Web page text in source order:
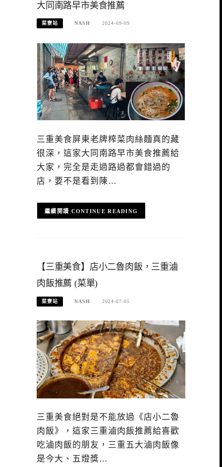
大同南路早市美食推薦
菜寮站 NASH 2024-09-09
三重美食屏東老牌榨菜肉絲麵真的藏
很深，這家大同南路早市美食推薦給
大家，完全是走過路過都會錯過的
店，要不是看到陳…
CONTINUE READING
【三重美食】店小二魯肉飯，三重滷
肉飯推薦 (菜單)
菜寮站 NASH 2024-07-05
三重美食絕對是不能放過《店小二魯
肉飯》，這家三重滷肉飯推薦給喜歡
吃滷肉飯的朋友，三重五大滷肉飯像
是今大、五燈獎…